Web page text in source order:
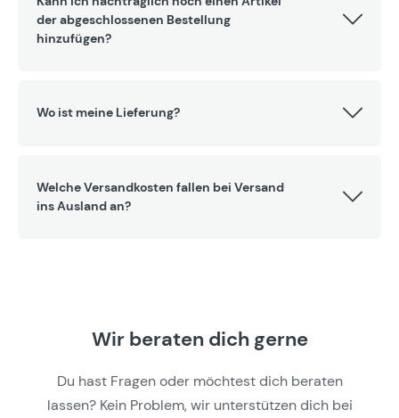
der abgeschlossenen Bestellung
hinzufügen?
Wo ist meine Lieferung?
Welche Versandkosten fallen bei Versand
ins Ausland an?
Wir beraten dich gerne
Du hast Fragen oder möchtest dich beraten
lassen? Kein Problem, wir unterstützen dich bei